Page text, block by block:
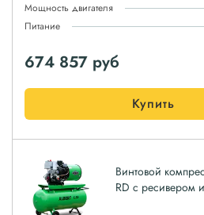
Мощность двигателя
Питание
674 857 руб
Купить
Винтовой
RD с ресивером